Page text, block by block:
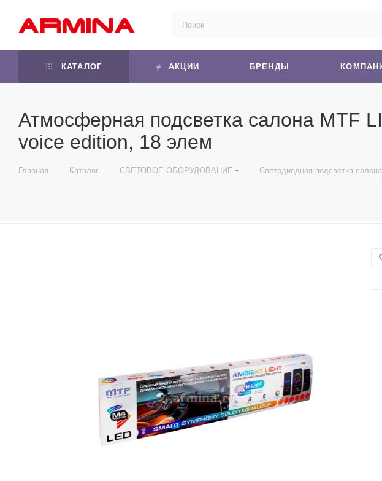
КАТАЛОГ АКЦИИ БРЕНДЫ
Атмосферная подсветка салона MTF
voice edition, 18 элем
Главная — Каталог — СВЕТОВОЕ ОБОРУДОВАНИЕ — Светодиодная подсветка салона